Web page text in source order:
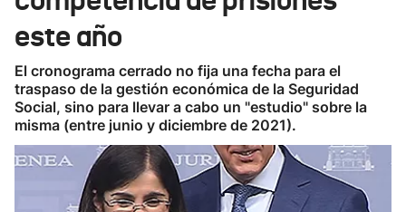
Eguraldia
este año
El cronograma cerrado no fija una fecha para el
traspaso de la gestión económica de la Seguridad
Social, sino para llevar a cabo un "estudio" sobre la
misma (entre junio y diciembre de 2021).